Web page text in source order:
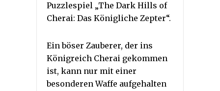
Puzzlespiel „The Dark Hills of
Cherai: Das Königliche Zepter“.
Ein böser Zauberer, der ins
Königreich Cherai gekommen
ist, kann nur mit einer
besonderen Waffe aufgehalten